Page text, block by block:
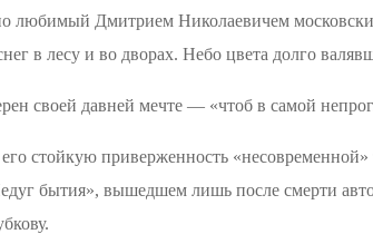
любимый Дмитрием Николаевичем
в лесу и во дворах. Небо цвета долго
своей давней мечте — «чтоб в самой
стойкую приверженность
бытия», вышедшем лишь после смерти
.